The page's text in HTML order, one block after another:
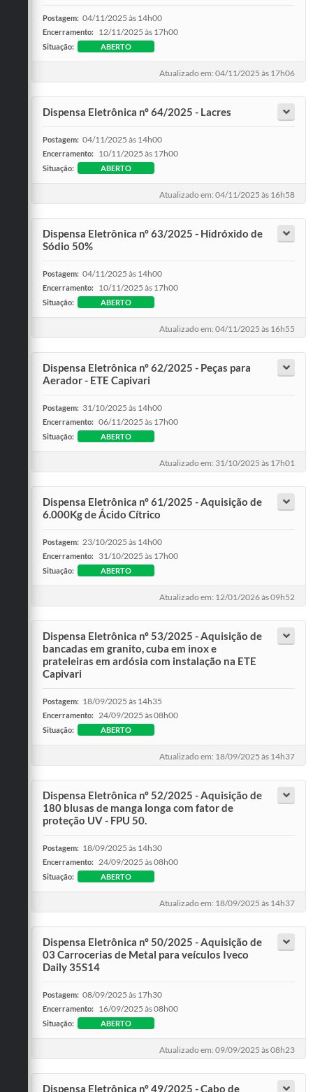
Postagem: 04/11/2025 às 14h00
Encerramento: 12/11/2025 às 17h00
Situação: ABERTO
Atualizado em: 04/11/2025 às 17h06
Dispensa Eletrônica nº 64/2025 - Lacres
Postagem: 04/11/2025 às 14h00
Encerramento: 10/11/2025 às 17h00
Situação: ABERTO
Atualizado em: 04/11/2025 às 16h58
Dispensa Eletrônica nº 63/2025 - Hidróxido de
Sódio 50%
Postagem: 04/11/2025 às 14h00
Encerramento: 10/11/2025 às 17h00
Situação: ABERTO
Atualizado em: 04/11/2025 às 16h55
Dispensa Eletrônica nº 62/2025 - Peças para
Aerador - ETE Capivari
Postagem: 31/10/2025 às 14h00
Encerramento: 06/11/2025 às 17h00
Situação: ABERTO
Atualizado em: 31/10/2025 às 17h01
Dispensa Eletrônica nº 61/2025 - Aquisição de
6.000Kg de Ácido Cítrico
Postagem: 23/10/2025 às 14h00
Encerramento: 31/10/2025 às 17h00
Situação: ABERTO
Atualizado em: 12/01/2026 às 09h52
Dispensa Eletrônica nº 53/2025 - Aquisição de
bancadas em granito, cuba em inox e
prateleiras em ardósia com instalação na ETE
Capivari
Postagem: 18/09/2025 às 14h35
Encerramento: 24/09/2025 às 08h00
Situação: ABERTO
Atualizado em: 18/09/2025 às 14h37
Dispensa Eletrônica nº 52/2025 - Aquisição de
180 blusas de manga longa com fator de
proteção UV - FPU 50.
Postagem: 18/09/2025 às 14h30
Encerramento: 24/09/2025 às 08h00
Situação: ABERTO
Atualizado em: 18/09/2025 às 14h37
Dispensa Eletrônica nº 50/2025 - Aquisição de
03 Carrocerias de Metal para veículos Iveco
Daily 35S14
Postagem: 08/09/2025 às 17h30
Encerramento: 16/09/2025 às 08h00
Situação: ABERTO
Atualizado em: 09/09/2025 às 08h23
Dispensa Eletrônica nº 49/2025 - Cabo de